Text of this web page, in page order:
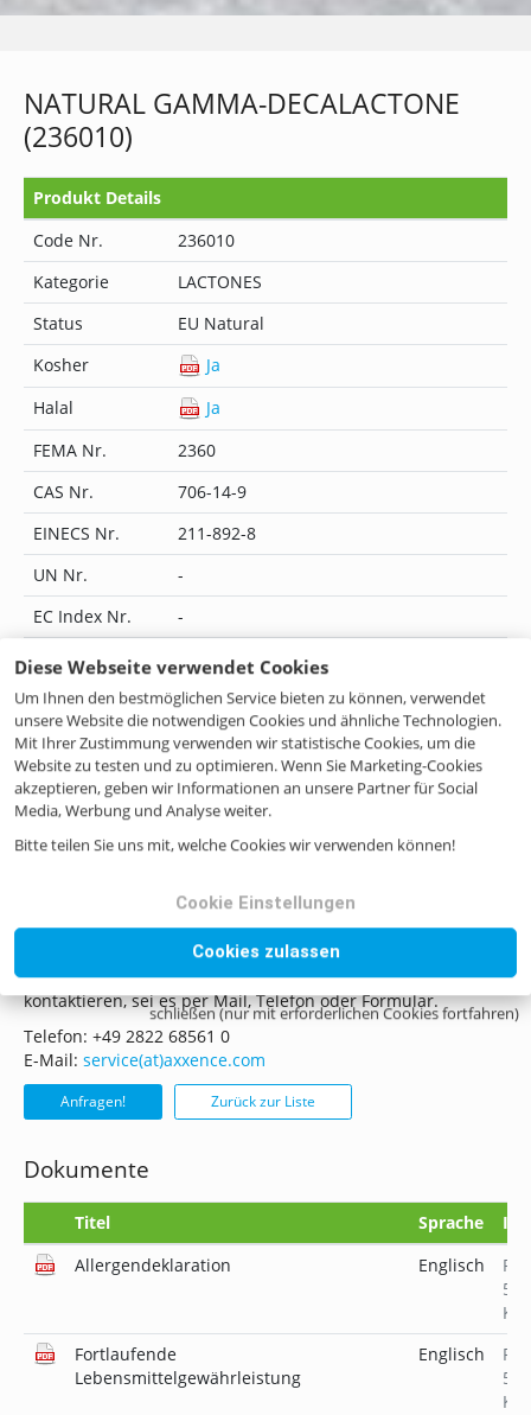
Diese Webseite verwendet Cookies
Um Ihnen den bestmöglichen Service bieten zu können, verwendet
unsere Website die notwendigen Cookies und ähnliche Technologien.
Mit Ihrer Zustimmung verwenden wir statistische Cookies, um die
Website zu testen und zu optimieren. Wenn Sie Marketing-Cookies
akzeptieren, geben wir Informationen an unsere Partner für Social
Media, Werbung und Analyse weiter.
Bitte teilen Sie uns mit, welche Cookies wir verwenden können!
Cookie Einstellungen
Cookies zulassen
schließen (nur mit erforderlichen Cookies fortfahren)
NATURAL GAMMA-DECALACTONE
(236010)
Produkt Details
Code Nr.
236010
Kategorie
LACTONES
Status
EU Natural
Kosher
Ja
Halal
Ja
FEMA Nr.
2360
CAS Nr.
706-14-9
EINECS Nr.
211-892-8
UN Nr.
-
EC Index Nr.
-
JECFA Nr.
Flavis Nr.
10.017
IUPAC Name
5-hexyloxolan-2-one
CoE Nr.
2230
ILN Nr.
4046262236012
Noch Fragen? Kontaktieren Sie uns!
Wenn Sie Fragen haben, zögern Sie bitte nicht, uns zu
kontaktieren, sei es per Mail, Telefon oder Formular.
Telefon: +49 2822 68561 0
E-Mail: service(at)axxence.com
Anfragen! Zurück zur Liste
Dokumente
Titel Sprache
Allergendeklaration
Englisch
PDF
KB
Fortlaufende
Lebensmittelgewährleistung
Englisch
PDF
KB